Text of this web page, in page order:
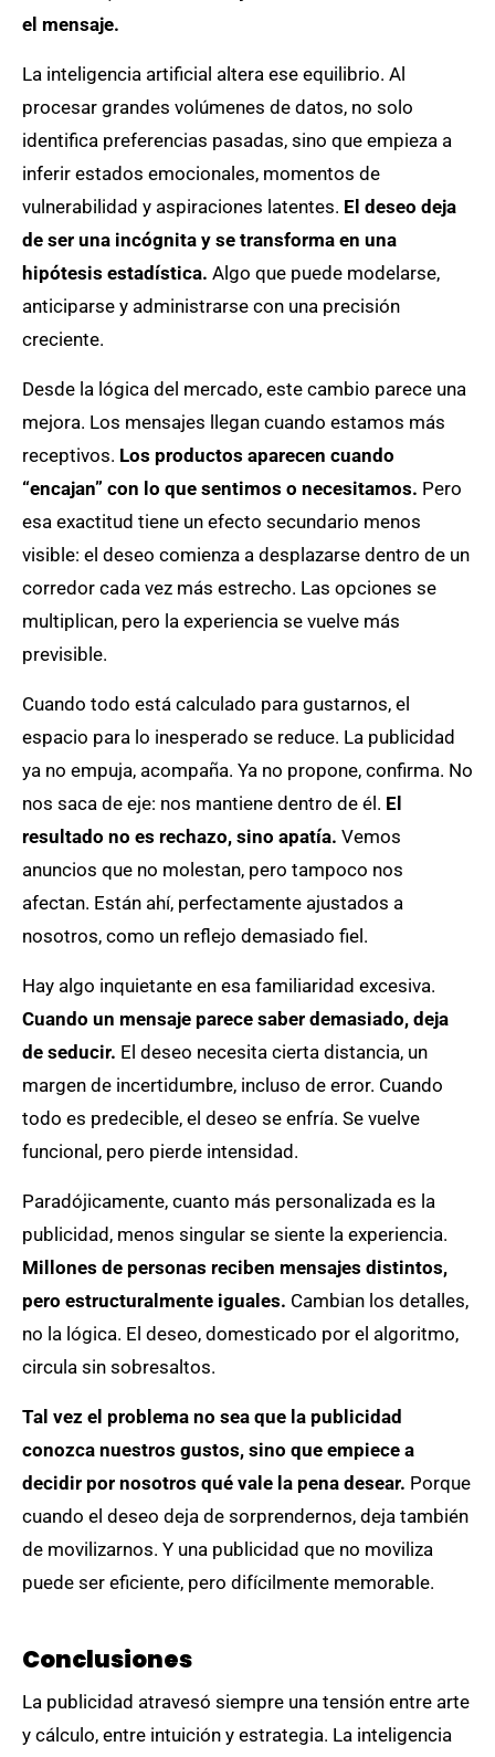
el mensaje.
La inteligencia artificial altera ese equilibrio. Al
procesar grandes volúmenes de datos, no solo
identifica preferencias pasadas, sino que empieza a
inferir estados emocionales, momentos de
vulnerabilidad y aspiraciones latentes. El deseo deja
de ser una incógnita y se transforma en una
hipótesis estadística. Algo que puede modelarse,
anticiparse y administrarse con una precisión
creciente.
Desde la lógica del mercado, este cambio parece una
mejora. Los mensajes llegan cuando estamos más
receptivos. Los productos aparecen cuando
“encajan” con lo que sentimos o necesitamos. Pero
esa exactitud tiene un efecto secundario menos
visible: el deseo comienza a desplazarse dentro de un
corredor cada vez más estrecho. Las opciones se
multiplican, pero la experiencia se vuelve más
previsible.
Cuando todo está calculado para gustarnos, el
espacio para lo inesperado se reduce. La publicidad
ya no empuja, acompaña. Ya no propone, confirma. No
nos saca de eje: nos mantiene dentro de él. El
resultado no es rechazo, sino apatía. Vemos
anuncios que no molestan, pero tampoco nos
afectan. Están ahí, perfectamente ajustados a
nosotros, como un reflejo demasiado fiel.
Hay algo inquietante en esa familiaridad excesiva.
Cuando un mensaje parece saber demasiado, deja
de seducir. El deseo necesita cierta distancia, un
margen de incertidumbre, incluso de error. Cuando
todo es predecible, el deseo se enfría. Se vuelve
funcional, pero pierde intensidad.
Paradójicamente, cuanto más personalizada es la
publicidad, menos singular se siente la experiencia.
Millones de personas reciben mensajes distintos,
pero estructuralmente iguales. Cambian los detalles,
no la lógica. El deseo, domesticado por el algoritmo,
circula sin sobresaltos.
Tal vez el problema no sea que la publicidad
conozca nuestros gustos, sino que empiece a
decidir por nosotros qué vale la pena desear. Porque
cuando el deseo deja de sorprendernos, deja también
de movilizarnos. Y una publicidad que no moviliza
puede ser eficiente, pero difícilmente memorable.
Conclusiones
La publicidad atravesó siempre una tensión entre arte
y cálculo, entre intuición y estrategia. La inteligencia